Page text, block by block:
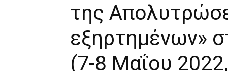
της
εξηρτημένων»
(7-8 Μαΐου